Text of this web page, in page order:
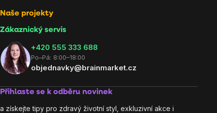
Naše projekty
Zákaznický servis
‭+420 555 333 688
Po–Pá: 8:00–18:00
objednavky@brainmarket.cz
Přihlaste se k odběru novinek
a získejte tipy pro zdravý životní styl, exkluzivní akce i